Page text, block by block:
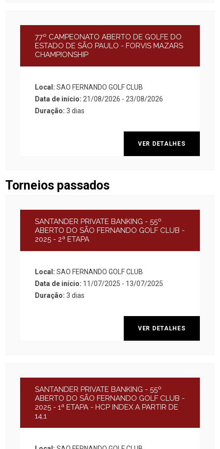
77º CAMPEONATO ABERTO DE GOLFE DO
ESTADO DE SÃO PAULO - FORVIS MAZARS
CHAMPIONSHIP
Local:SAO FERNANDO GOLF CLUB
Data de início: 21/08/2026 - 23/08/2026
Duração:3 dias
VER DETALHES
Torneios passados
SANTANDER PRIVATE BANKING - 55º
ABERTO DO SÃO FERNANDO GOLF CLUB -
2025 - 2ª ETAPA
Local:SAO FERNANDO GOLF CLUB
Data de início: 11/07/2025 - 13/07/2025
Duração:3 dias
VER DETALHES
SANTANDER PRIVATE BANKING - 55º
ABERTO DO SÃO FERNANDO GOLF CLUB -
2025 - 1ª ETAPA - HCP INDEX A PARTIR DE
14,1